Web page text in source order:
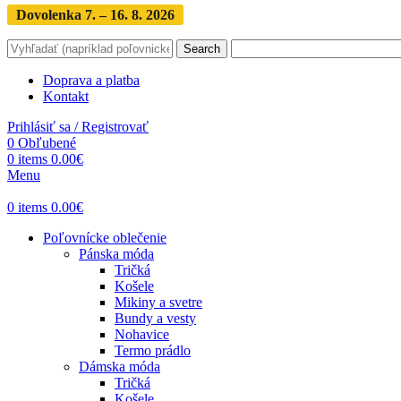
Dovolenka 7. – 16. 8. 2026
Search
Doprava a platba
Kontakt
Prihlásiť sa / Registrovať
0 Obľubené
0 items 0.00€
Menu
0 items 0.00€
Poľovnícke oblečenie
Pánska móda
Tričká
Košele
Mikiny a svetre
Bundy a vesty
Nohavice
Termo prádlo
Dámska móda
Tričká